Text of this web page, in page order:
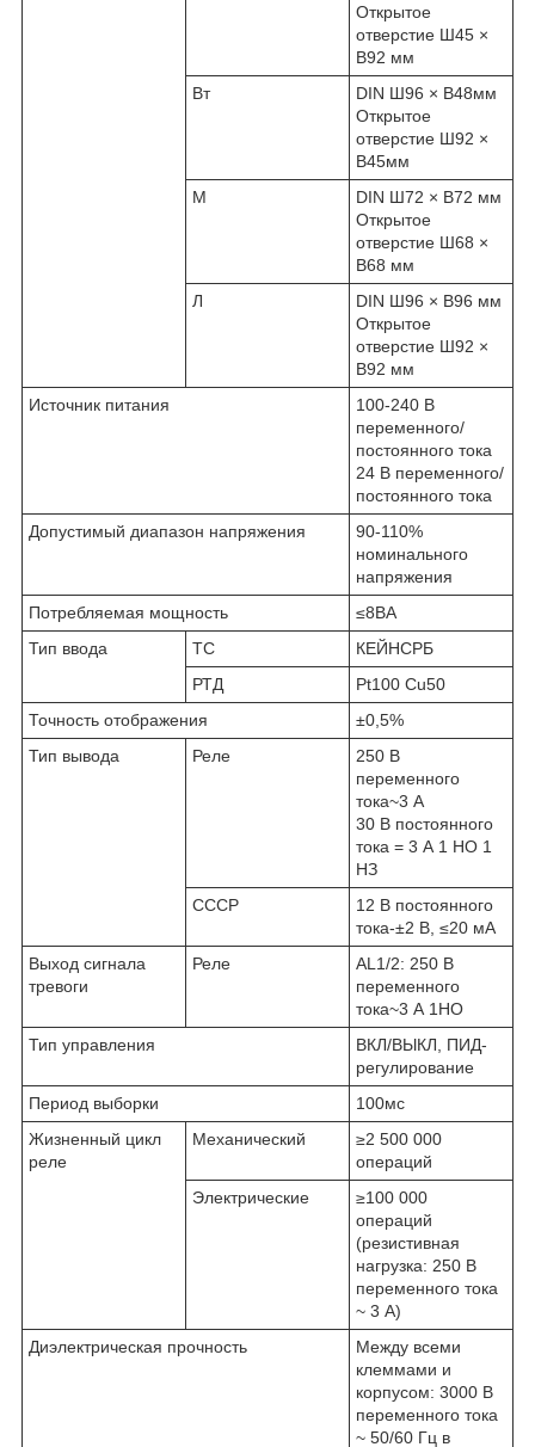
Открытое
отверстие Ш45 ×
В92 мм
Вт
DIN Ш96 × В48мм
Открытое
отверстие Ш92 ×
В45мм
М
DIN Ш72 × В72 мм
Открытое
отверстие Ш68 ×
В68 мм
Л
DIN Ш96 × В96 мм
Открытое
отверстие Ш92 ×
В92 мм
Источник питания
100-240 В
переменного/
постоянного тока
24 В переменного/
постоянного тока
Допустимый диапазон напряжения
90-110%
номинального
напряжения
Потребляемая мощность
≤8ВА
Тип ввода
ТС
КЕЙНСРБ
РТД
Pt100 Cu50
Точность отображения
±0,5%
Тип вывода
Реле
250 В
переменного
тока~3 А
30 В постоянного
тока = 3 А 1 НО 1
НЗ
СССР
12 В постоянного
тока-±2 В, ≤20 мА
Выход сигнала
тревоги
Реле
AL1/2: 250 В
переменного
тока~3 А 1НО
Тип управления
ВКЛ/ВЫКЛ, ПИД-
регулирование
Период выборки
100мс
Жизненный цикл
реле
Механический
≥2 500 000
операций
Электрические
≥100 000
операций
(резистивная
нагрузка: 250 В
переменного тока
~ 3 А)
Диэлектрическая прочность
Между всеми
клеммами и
корпусом: 3000 В
переменного тока
~ 50/60 Гц в